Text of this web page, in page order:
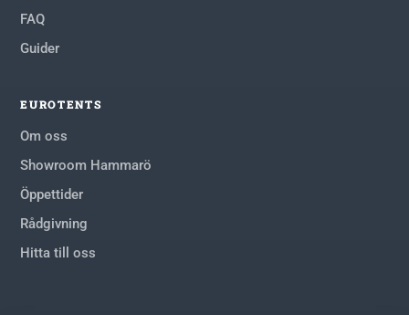
FAQ
Guider
EUROTENTS
Om oss
Showroom Hammarö
Öppettider
Rådgivning
Hitta till oss